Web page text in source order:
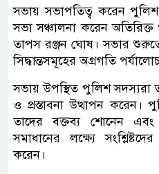
সভায় সভাপতিত্ব করেন
সভা সঞ্চালনা করেন
তাপস রঞ্জন ঘোষ। সভার
সিদ্ধান্তসমূহের অগ্রগতি
সভায় উপস্থিত পুলিশ সদস্যরা
ও প্রস্তাবনা উত্থাপন
তাদের বক্তব্য শোনেন
সমাধানের লক্ষ্যে
করেন।